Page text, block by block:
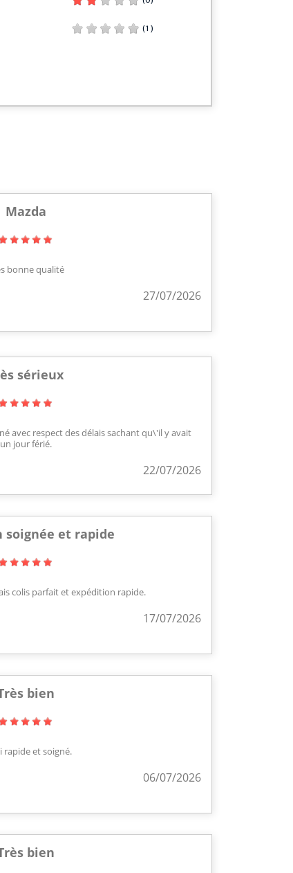
(1)
Mazda
bonne qualité
27/07/2026
sérieux
avec respect des délais sachant qu\'il y avait
un jour férié.
22/07/2026
soignée et rapide
colis parfait et expédition rapide.
17/07/2026
bien
rapide et soigné.
06/07/2026
bien